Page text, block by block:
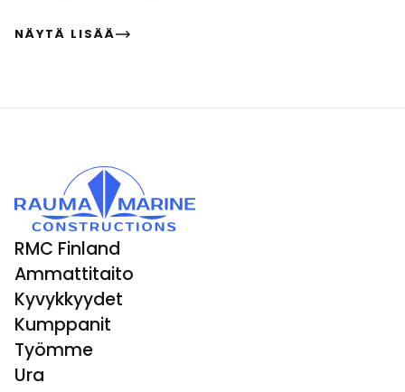
NÄYTÄ LISÄÄ
RMC Finland
Ammattitaito
Kyvykkyydet
Kumppanit
Työmme
Ura